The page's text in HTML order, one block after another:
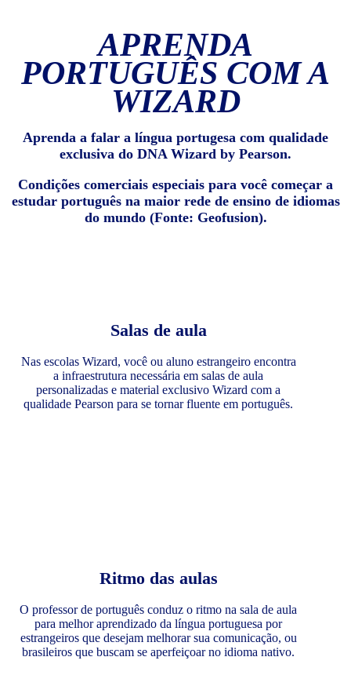
APRENDA
PORTUGUÊS COM A
WIZARD
Aprenda a falar a língua portugesa com qualidade
exclusiva do DNA Wizard by Pearson.
Condições comerciais especiais para você começar a
estudar português na maior rede de ensino de idiomas
do mundo (Fonte: Geofusion).
Salas de aula
Nas escolas Wizard, você ou aluno estrangeiro encontra
a infraestrutura necessária em salas de aula
personalizadas e material exclusivo Wizard com a
qualidade Pearson para se tornar fluente em português.
Ritmo das aulas
O professor de português conduz o ritmo na sala de aula
para melhor aprendizado da língua portuguesa por
estrangeiros que desejam melhorar sua comunicação, ou
brasileiros que buscam se aperfeiçoar no idioma nativo.